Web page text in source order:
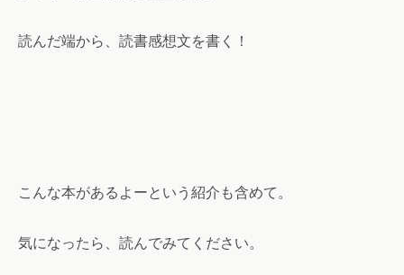
読んだ端から、読書感想文を書く！
こんな本があるよーという紹介も含めて。
気になったら、読んでみてください。